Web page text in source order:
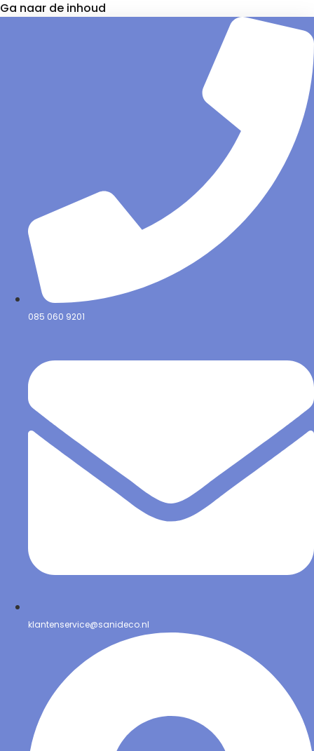
Ga naar de inhoud
085 060 9201
klantenservice@sanideco.nl